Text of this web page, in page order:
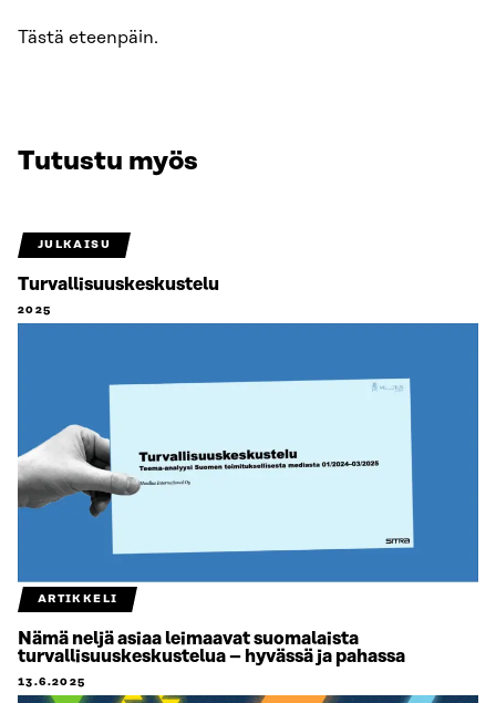
Tästä eteenpäin.
Tutustu myös
JULKAISU
Turvallisuuskeskustelu
2025
ARTIKKELI
Nämä neljä asiaa leimaavat suomalaista
turvallisuuskeskustelua – hyvässä ja pahassa
13.6.2025